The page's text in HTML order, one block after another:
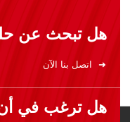
هل تبحث عن
اتصل بنا الآن
هل ترغب في أن